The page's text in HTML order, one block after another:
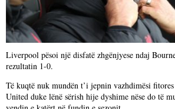
Liverpool pësoi një disfatë zhgënjyese ndaj
rezultatin 1-0.
Të kuqtë nuk mundën t’i jepnin vazhdimësi
United duke lënë sërish hije dyshime nëse do të